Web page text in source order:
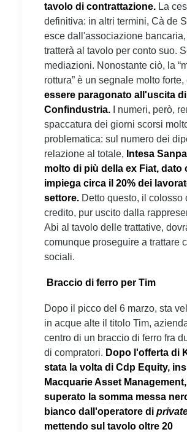
tavolo di contrattazione. La
definitiva: in altri termini, Cà de
esce dall'associazione bancaria,
tratterà al tavolo per conto suo.
mediazioni. Nonostante ciò, la
rottura” è un segnale molto forte,
essere paragonato all'uscita
Confindustria. I numeri, però,
spaccatura dei giorni scorsi
problematica: sul numero dei
relazione al totale, Intesa
molto di più della ex Fiat, dato
impiega circa il 20% dei
settore. Detto questo, il colosso
credito, pur uscito dalla
Abi al tavolo delle trattative,
comunque proseguire a trattare
sociali.
Braccio di ferro per Tim
Dopo il picco del 6 marzo, sta
in acque alte il titolo Tim,
centro di un braccio di ferro fra
di compratori. Dopo l'offerta di
stata la volta di Cdp Equity,
Macquarie Asset
superato la somma messa
bianco dall'operatore di
mettendo sul tavolo oltre 20